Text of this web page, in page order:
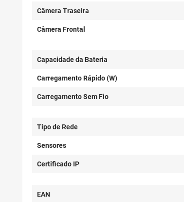
Câmera Traseira
Câmera Frontal
Capacidade da Bateria
Carregamento Rápido (W)
Carregamento Sem Fio
Tipo de Rede
Sensores
Certificado IP
EAN